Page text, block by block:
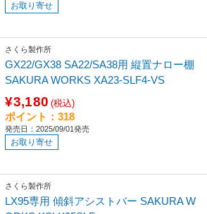
お取り寄せ
さくら製作所
GX22/GX38 SA22/SA38用 縦置ナロー棚
SAKURA WORKS XA23-SLF4-VS
¥3,180 (税込)
ポイント：318
発売日：2025/09/01発売
お取り寄せ
さくら製作所
LX95専用 傾斜アシストバー SAKURA W